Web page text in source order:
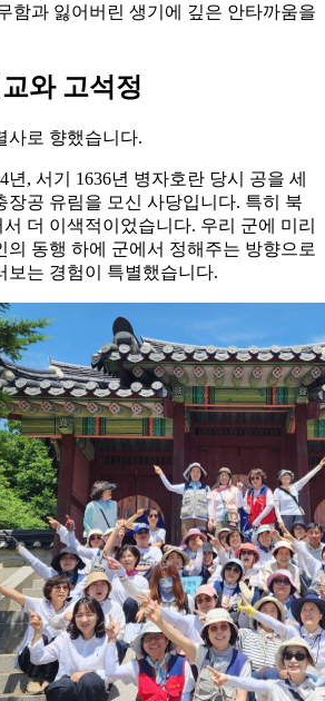
함과 잃어버린 생기에 깊은 안타까움을
와 고석정
사로 향했습니다.
년, 서기 1636년 병자호란 당시 공을 세
장공 유림을 모신 사당입니다. 특히 북
더 이색적이었습니다. 우리 군에 미리
의 동행 하에 군에서 정해주는 방향으로
보는 경험이 특별했습니다.